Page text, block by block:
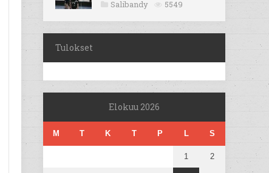
Salibandy 5549
Tulokset
Elokuu 2026
M T K T P L S
1 2